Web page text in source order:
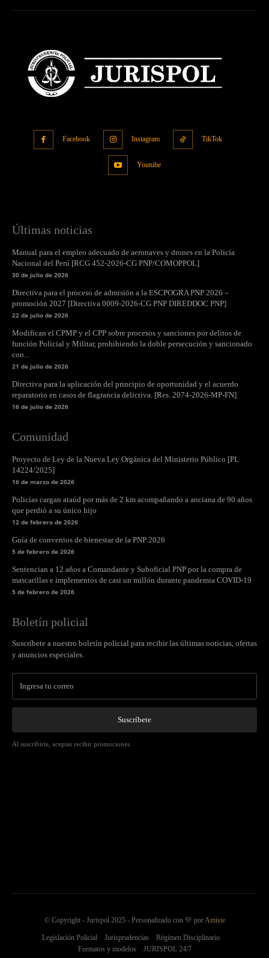
Facebook Instagram TikTok
Youtube
Últimas noticias
Manual para el empleo adecuado de aeronaves y drones en la Policía
Nacional del Perú [RCG 452-2026-CG PNP/COMOPPOL]
30 de julio de 2026
Directiva para el proceso de admisión a la ESCPOGRA PNP 2026 –
promoción 2027 [Directiva 0009-2026-CG PNP DIREDDOC PNP]
22 de julio de 2026
Modifican el CPMP y el CPP sobre procesos y sanciones por delitos de
función Policial y Militar, prohibiendo la doble persecución y sancionado
con...
21 de julio de 2026
Directiva para la aplicación del principio de oportunidad y el acuerdo
reparatorio en casos de flagrancia delictiva. [Res. 2074-2026-MP-FN]
16 de julio de 2026
Comunidad
Proyecto de Ley de la Nueva Ley Orgánica del Ministerio Público [PL
14224/2025]
16 de marzo de 2026
Policías cargan ataúd por más de 2 km acompañando a anciana de 90 años
que perdió a su único hijo
12 de febrero de 2026
Guía de convenios de bienestar de la PNP 2026
5 de febrero de 2026
Sentencian a 12 años a Comandante y Suboficial PNP por la compra de
mascarillas e implementos de casi un millón durante pandemia COVID-19
5 de febrero de 2026
Boletín policial
Suscríbete a nuestro boletín policial para recibir las últimas noticias, ofertas
y anuncios especiales.
Suscríbete
Al suscribirte, aceptas recibir promociones.
© Copyright - Jurispol 2025 - Personalizado con 💛 porAmiste
Legislación Policial Jurisprudencias
Régimen Disciplinario
Formatos y modelos
JURISPOL 24/7